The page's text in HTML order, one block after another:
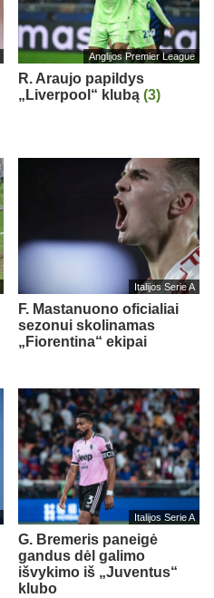
Anglijos Premier League
R. Araujo papildys
„Liverpool“ klubą (3)
Italijos Serie A
F. Mastanuono oficialiai
sezonui skolinamas
„Fiorentina“ ekipai
Italijos Serie A
G. Bremeris paneigė
gandus dėl galimo
išvykimo iš „Juventus“
klubo